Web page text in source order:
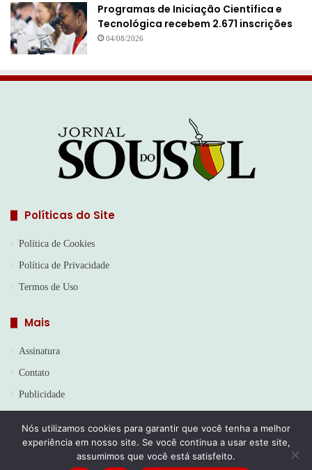
Programas de Iniciação Científica e
Tecnológica recebem 2.671 inscrições
04/08/2026
Políticas do Site
Política de Cookies
Política de Privacidade
Termos de Uso
Mais
Assinatura
Contato
Publicidade
© Copyright 2026, Todos os direitos reservados | Jornal Sou do
Nós utilizamos cookies para garantir que você tenha a melhor
experiência em nosso site. Se você continua a usar este site,
assumimos que você está satisfeito.